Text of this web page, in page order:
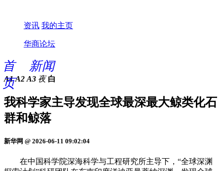
资讯 我的主页
华商论坛
首
页
新闻
A1 A2 A3 夜 白
我科学家主导发现全球最深最大鲸类化石
群和鲸落
新华网 @ 2026-06-11 09:02:04
在中国科学院深海科学与工程研究所主导下，“全球深渊